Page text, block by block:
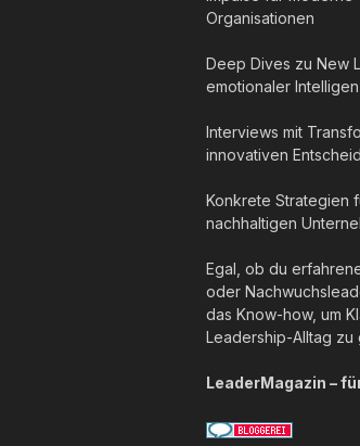
Organisationen
Deep Dives zu New
emotionaler
Interviews mit
innovativen
Konkrete Strategien
nachhaltigen
Egal, ob du
oder
das Know-how, um
Leadership-Alltag zu
LeaderMagazin –